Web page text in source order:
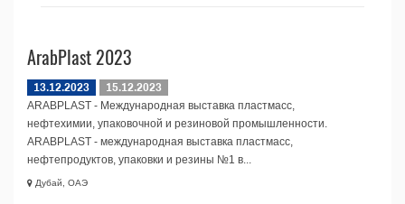
ArabPlast 2023
13.12.2023
15.12.2023
ARABPLAST - Международная выставка пластмасс,
нефтехимии, упаковочной и резиновой промышленности.
ARABPLAST - международная выставка пластмасс,
нефтепродуктов, упаковки и резины №1 в...
Дубай, ОАЭ